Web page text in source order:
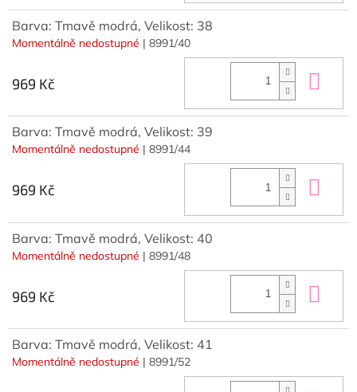
Barva: Tmavě modrá, Velikost: 38
Momentálně nedostupné | 8991/40
969 Kč
Barva: Tmavě modrá, Velikost: 39
Momentálně nedostupné | 8991/44
969 Kč
Barva: Tmavě modrá, Velikost: 40
Momentálně nedostupné | 8991/48
969 Kč
Barva: Tmavě modrá, Velikost: 41
Momentálně nedostupné | 8991/52